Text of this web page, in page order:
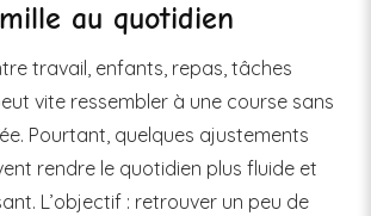
au quotidien
travail, enfants, repas, tâches
vite ressembler à une course sans
Pourtant, quelques ajustements
rendre le quotidien plus fluide et
L’objectif : retrouver un peu de